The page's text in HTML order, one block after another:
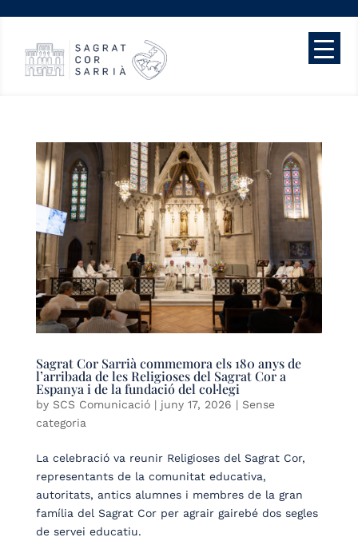
Sagrat Cor Sarrià commemora els 180 anys de
l’arribada de les Religioses del Sagrat Cor a
Espanya i de la fundació del col·legi
by SCS Comunicació| juny 17, 2026 | Sense
categoria
La celebració va reunir Religioses del Sagrat Cor,
representants de la comunitat educativa,
autoritats, antics alumnes i membres de la gran
família del Sagrat Cor per agrair gairebé dos segles
de servei educatiu.